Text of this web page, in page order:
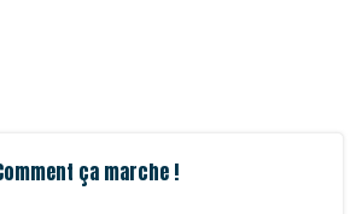
ça marche !